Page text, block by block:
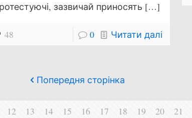
зазвичай приносять […]
48 0 Читати далі
Попередня сторінка
12 13 14 15 16 17 18 19 20 21